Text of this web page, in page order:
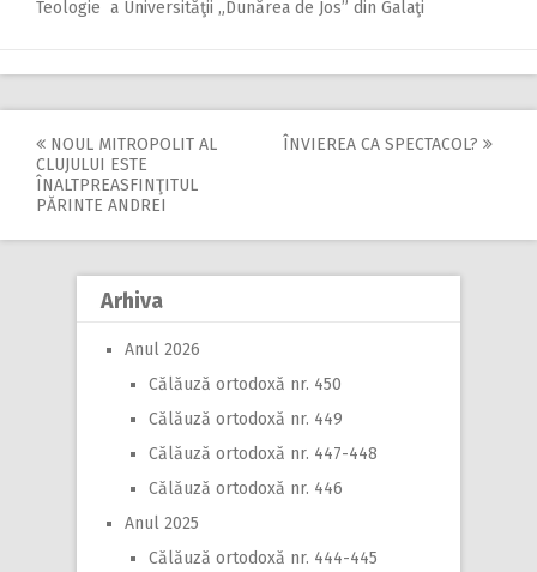
Teologie a Universităţii „Dunărea de Jos” din Galaţi
Post
navigation
NOUL MITROPOLIT AL
CLUJULUI ESTE
ÎNALTPREASFINŢITUL
PĂRINTE ANDREI
ÎNVIEREA CA SPECTACOL?
Arhiva
Anul 2026
Călăuză ortodoxă nr. 450
Călăuză ortodoxă nr. 449
Călăuză ortodoxă nr. 447-448
Călăuză ortodoxă nr. 446
Anul 2025
Călăuză ortodoxă nr. 444-445